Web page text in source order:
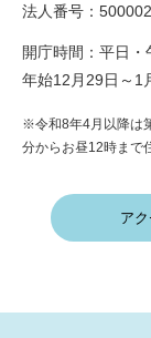
法人番号：
開庁時間：平日
年始12月29日～1
※令和8年4月以降は
分からお昼12時まで
ア